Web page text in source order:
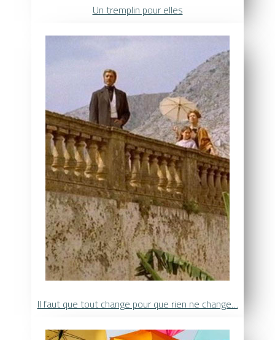
Un tremplin pour elles
Il faut que tout change pour que rien ne change…